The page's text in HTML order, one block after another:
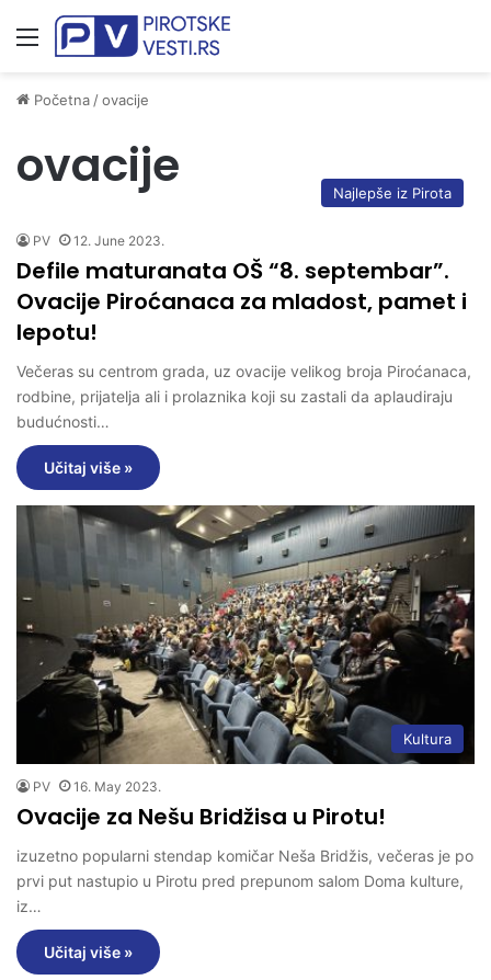
Meni
Početna /ovacije
ovacije Najlepše iz Pirota
PV 12. June 2023.
Defile maturanata OŠ “8. septembar”.
Ovacije Piroćanaca za mladost, pamet i
lepotu!
Večeras su centrom grada, uz ovacije velikog broja Piroćanaca,
rodbine, prijatelja ali i prolaznika koji su zastali da aplaudiraju
budućnosti…
Učitaj više »
Kultura
PV 16. May 2023.
Ovacije za Nešu Bridžisa u Pirotu!
izuzetno popularni stendap komičar Neša Bridžis, večeras je po
prvi put nastupio u Pirotu pred prepunom salom Doma kulture,
iz…
Učitaj više »